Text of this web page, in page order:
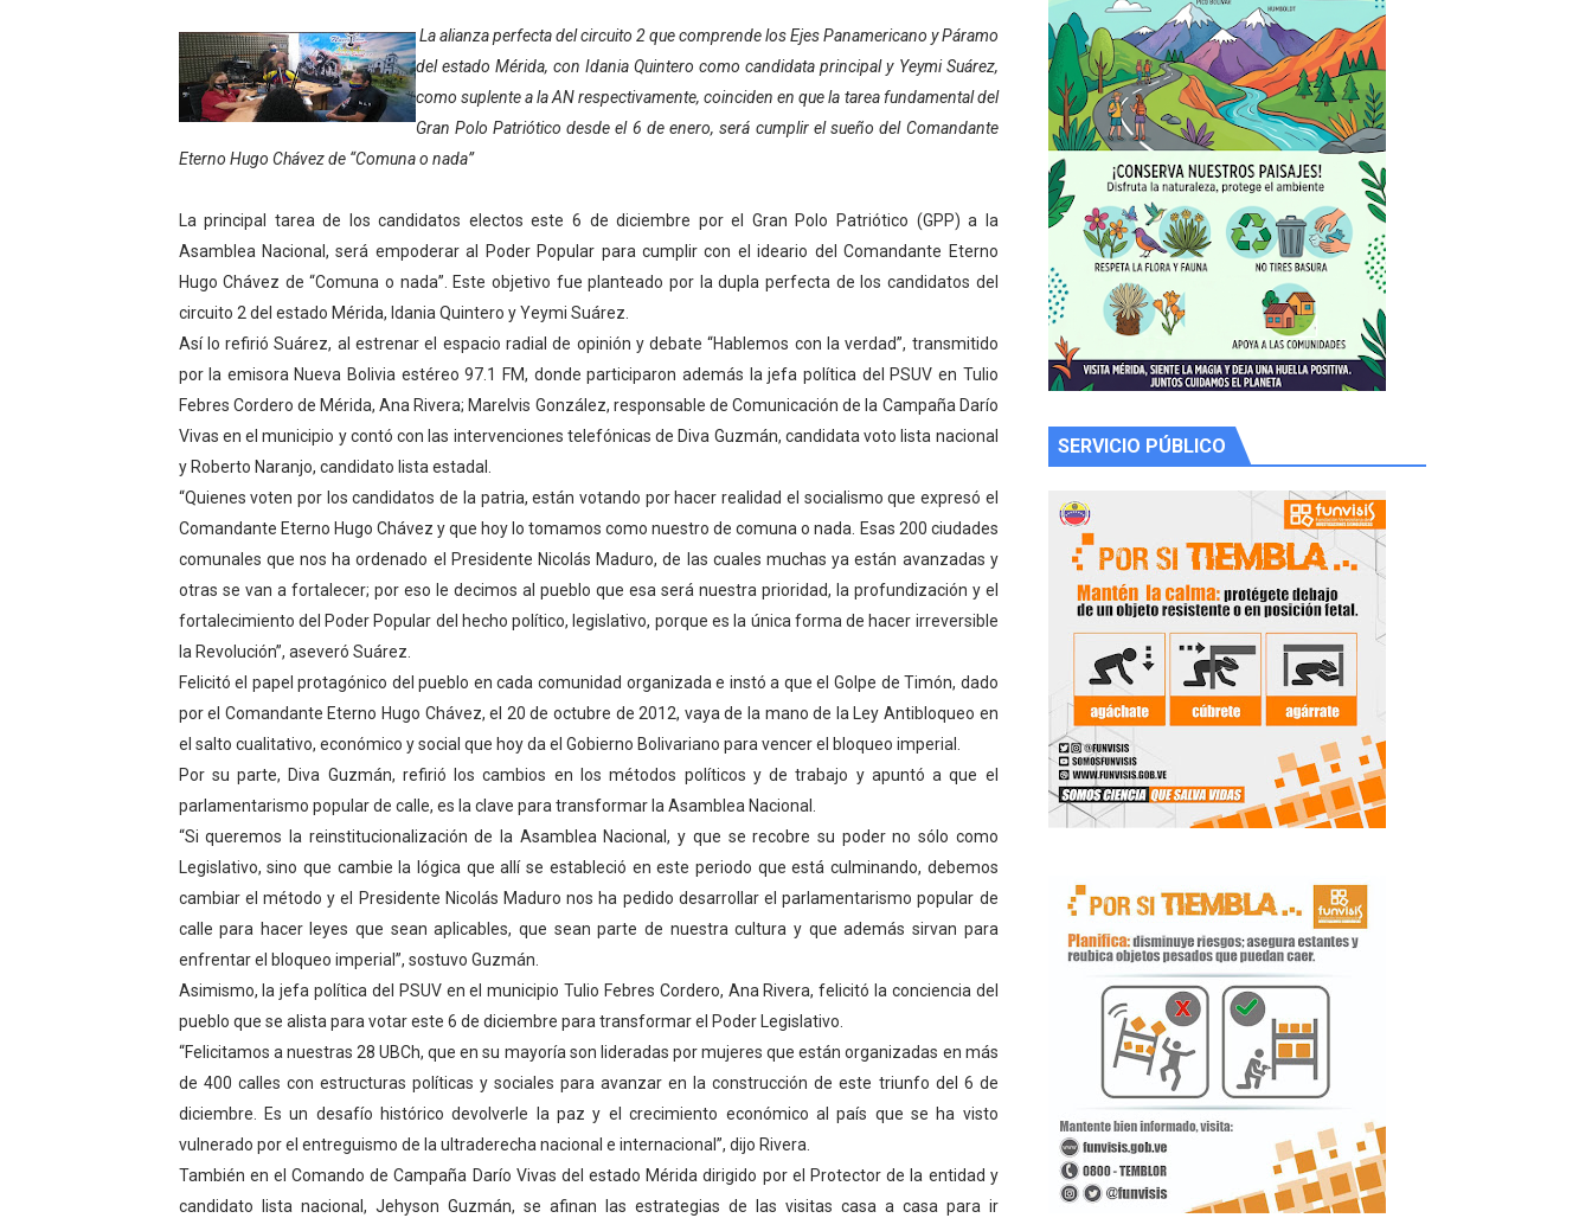
Inicia el Plan Cultura Vacacional 2026 en el estado Mérida
Ibime inició tradicional plan vacacional Aventuras en Vacaciones
Merideños disfrutarán del Plan Agosto Escuelas Abiertas 2026
Club "Rápidos de Zea" brilló en el Primer Festival de Atletismo en homenaje a Giovanny Valero
84 estudiantes celebraron su graduación en el Complejo Educativo Aristóbulo Istúriz
Cmdnna lleva esperanza y atención a casas de abrigo en Mérida
Comunas de Obispo Ramos de Lora avanzan hacia el empoderamiento y la autogestión
Arrancó Plan Vacacional Comunitario Venezuela Renace 2026 en la Don Perucho
Plan Vacacional Venezuela Renace 2026 arrancó con alegría en Lagunillas
Venezuela Renace 2026 lleva sonrisas y prevención a Torondoy
Mérida impulsa el mapa de conocimientos con Encuentro de Formadores Comunales de la Unacom
Arnaldo Sánchez reinaugura Parque Recreacional Tilingo del Niño y la Niña Azulitense
Corposalud inició talleres para aspirantes al curso de Emergencia Prehospitalaria
La alianza perfecta del circuito 2 que comprende los Ejes Panamericano y Páramo
del estado Mérida, con Idania Quintero como candidata principal y Yeymi Suárez,
como suplente a la AN respectivamente, coinciden en que la tarea fundamental del
Gran Polo Patriótico desde el 6 de enero, será cumplir el sueño del Comandante
Eterno Hugo Chávez de “Comuna o nada”
La principal tarea de los candidatos electos este 6 de diciembre por el Gran Polo Patriótico (GPP) a la
Asamblea Nacional, será empoderar al Poder Popular para cumplir con el ideario del Comandante Eterno
Hugo Chávez de “Comuna o nada”. Este objetivo fue planteado por la dupla perfecta de los candidatos del
circuito 2 del estado Mérida, Idania Quintero y Yeymi Suárez.
Así lo refirió Suárez, al estrenar el espacio radial de opinión y debate “Hablemos con la verdad”, transmitido
por la emisora Nueva Bolivia estéreo 97.1 FM, donde participaron además la jefa política del PSUV en Tulio
Febres Cordero de Mérida, Ana Rivera; Marelvis González, responsable de Comunicación de la Campaña Darío
Vivas en el municipio y contó con las intervenciones telefónicas de Diva Guzmán, candidata voto lista nacional
y Roberto Naranjo, candidato lista estadal.
“Quienes voten por los candidatos de la patria, están votando por hacer realidad el socialismo que expresó el
Comandante Eterno Hugo Chávez y que hoy lo tomamos como nuestro de comuna o nada. Esas 200 ciudades
comunales que nos ha ordenado el Presidente Nicolás Maduro, de las cuales muchas ya están avanzadas y
otras se van a fortalecer; por eso le decimos al pueblo que esa será nuestra prioridad, la profundización y el
fortalecimiento del Poder Popular del hecho político, legislativo, porque es la única forma de hacer irreversible
la Revolución”, aseveró Suárez.
Felicitó el papel protagónico del pueblo en cada comunidad organizada e instó a que el Golpe de Timón, dado
por el Comandante Eterno Hugo Chávez, el 20 de octubre de 2012, vaya de la mano de la Ley Antibloqueo en
el salto cualitativo, económico y social que hoy da el Gobierno Bolivariano para vencer el bloqueo imperial.
Por su parte, Diva Guzmán, refirió los cambios en los métodos políticos y de trabajo y apuntó a que el
parlamentarismo popular de calle, es la clave para transformar la Asamblea Nacional.
“Si queremos la reinstitucionalización de la Asamblea Nacional, y que se recobre su poder no sólo como
Legislativo, sino que cambie la lógica que allí se estableció en este periodo que está culminando, debemos
cambiar el método y el Presidente Nicolás Maduro nos ha pedido desarrollar el parlamentarismo popular de
calle para hacer leyes que sean aplicables, que sean parte de nuestra cultura y que además sirvan para
enfrentar el bloqueo imperial”, sostuvo Guzmán.
Asimismo, la jefa política del PSUV en el municipio Tulio Febres Cordero, Ana Rivera, felicitó la conciencia del
pueblo que se alista para votar este 6 de diciembre para transformar el Poder Legislativo.
“Felicitamos a nuestras 28 UBCh, que en su mayoría son lideradas por mujeres que están organizadas en más
de 400 calles con estructuras políticas y sociales para avanzar en la construcción de este triunfo del 6 de
diciembre. Es un desafío histórico devolverle la paz y el crecimiento económico al país que se ha visto
vulnerado por el entreguismo de la ultraderecha nacional e internacional”, dijo Rivera.
También en el Comando de Campaña Darío Vivas del estado Mérida dirigido por el Protector de la entidad y
candidato lista nacional, Jehyson Guzmán, se afinan las estrategias de las visitas casa a casa para ir
SERVICIO PÚBLICO